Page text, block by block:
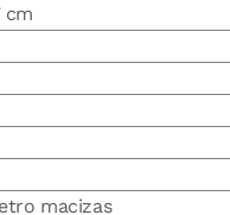
cm
macizas